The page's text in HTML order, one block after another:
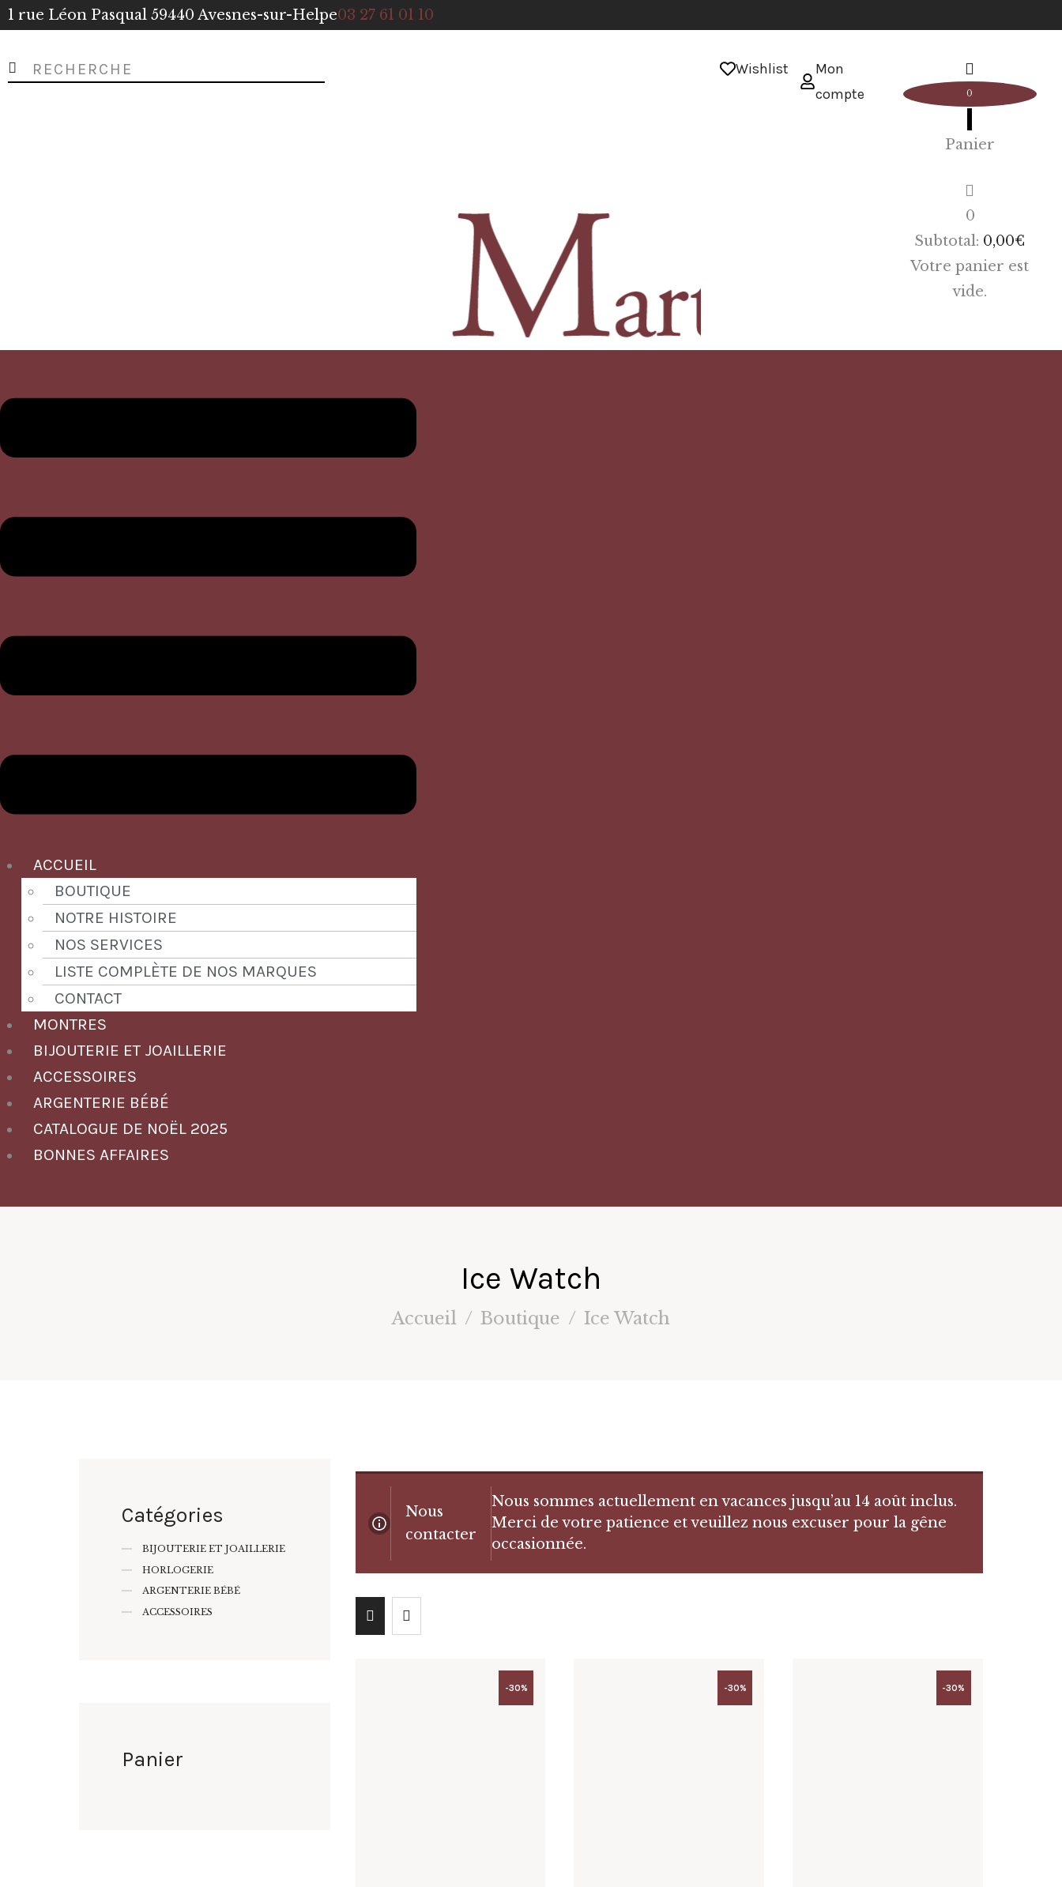
1 rue Léon Pasqual 59440 Avesnes-sur-Helpe03 27 61 01 10
Wishlist
Mon
compte
0
Panier
0
Subtotal: 0,00€
Votre panier est
vide.
ACCUEIL
BOUTIQUE
NOTRE HISTOIRE
NOS SERVICES
LISTE COMPLÈTE DE NOS MARQUES
CONTACT
MONTRES
BIJOUTERIE ET JOAILLERIE
ACCESSOIRES
ARGENTERIE BÉBÉ
CATALOGUE DE NOËL 2025
BONNES AFFAIRES
Ice Watch
Accueil Boutique Ice Watch
Nous
contacter
Nous sommes actuellement en vacances jusqu’au 14 août inclus.
Merci de votre patience et veuillez nous excuser pour la gêne
occasionnée.
-30% -30% -30%
Catégories
BIJOUTERIE ET JOAILLERIE
HORLOGERIE
ARGENTERIE BÉBÉ
ACCESSOIRES
Panier